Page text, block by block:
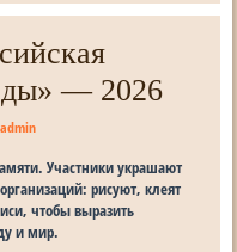
— 2026
admin
Участники украшают
рисуют, клеят
чтобы выразить
и мир.